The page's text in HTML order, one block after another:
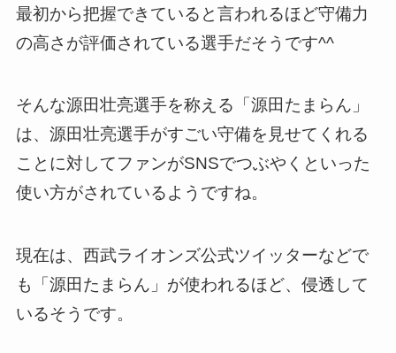
最初から把握できていると言われるほど守備力
の高さが評価されている選手だそうです^^
そんな源田壮亮選手を称える「源田たまらん」
は、源田壮亮選手がすごい守備を見せてくれる
ことに対してファンがSNSでつぶやくといった
使い方がされているようですね。
現在は、西武ライオンズ公式ツイッターなどで
も「源田たまらん」が使われるほど、侵透して
いるそうです。